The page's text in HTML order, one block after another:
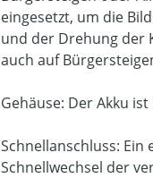
eingesetzt, um die
und der Drehung der
auch auf
Gehäuse: Der Akku
Schnellanschluss:
Schnellwechsel der